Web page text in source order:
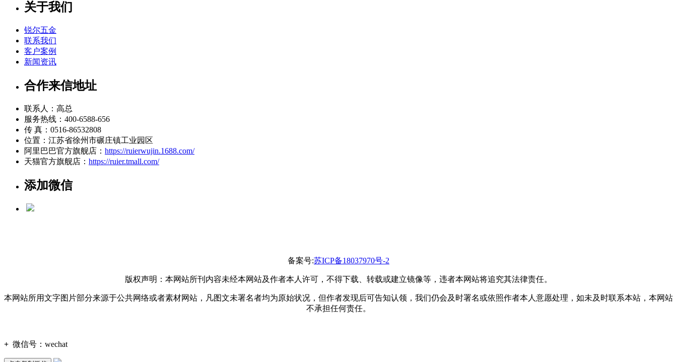
关于我们
锐尔五金
联系我们
客户案例
新闻资讯
合作来信地址
联系人：高总
服务热线：400-6588-656
传 真：0516-86532808
位置：江苏省徐州市碾庄镇工业园区
阿里巴巴官方旗舰店： https://ruierwujin.1688.com/
天猫官方旗舰店： https://ruier.tmall.com/
添加微信
备案号:苏ICP备18037970号-2
版权声明：本网站所刊内容未经本网站及作者本人许可，不得下载、转载或建立镜像等，违者本网站将追究其法律责任。
本网站所用文字图片部分来源于公共网络或者素材网站，凡图文未署名者均为原始状况，但作者发现后可告知认领，我们仍会及时署名或依照作者本人意愿处理，如未及时联系本站，本网站
不承担任何责任。
+ 微信号： wechat